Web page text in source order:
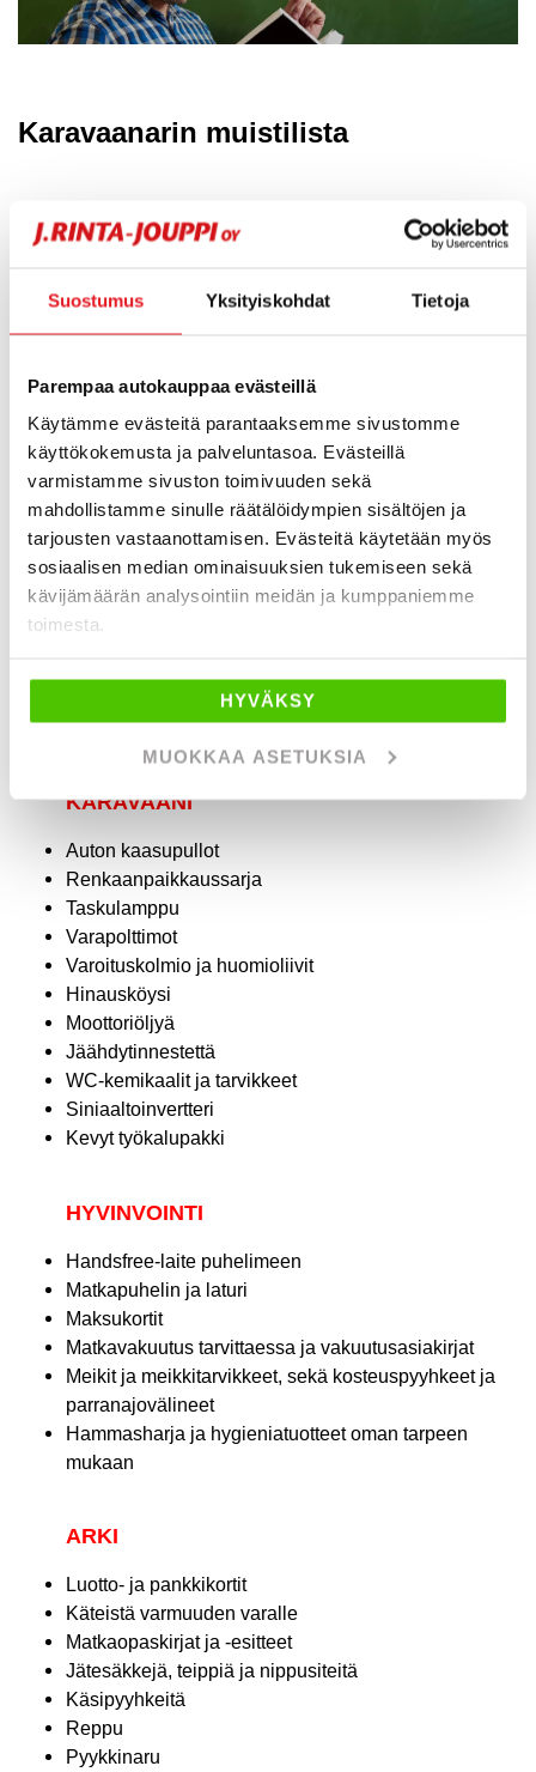
Suostumus Yksityiskohdat Tietoja
Parempaa autokauppaa evästeillä
Käytämme evästeitä parantaaksemme sivustomme
käyttökokemusta ja palveluntasoa. Evästeillä
varmistamme sivuston toimivuuden sekä
mahdollistamme sinulle räätälöidympien sisältöjen ja
tarjousten vastaanottamisen. Evästeitä käytetään myös
sosiaalisen median ominaisuuksien tukemiseen sekä
kävijämäärän analysointiin meidän ja kumppaniemme
toimesta.
HYVÄKSY
MUOKKAA ASETUKSIA
Karavaanarin muistilista
TERVEYS
Henkilökohtaiset lääkkeet ja reseptit
Yleiset kipulääkkeet ja hoitovoiteet, esim. kylmägeeli
Hyttysvoiteet ja -karkotteet
Aurinkolasit ja hellehattu, sekä huivi
Pesuaineet ja shampoo
KARAVAANI
Auton kaasupullot
Renkaanpaikkaussarja
Taskulamppu
Varapolttimot
Varoituskolmio ja huomioliivit
Hinausköysi
Moottoriöljyä
Jäähdytinnestettä
WC-kemikaalit ja tarvikkeet
Siniaaltoinvertteri
Kevyt työkalupakki
HYVINVOINTI
Handsfree-laite puhelimeen
Matkapuhelin ja laturi
Maksukortit
Matkavakuutus tarvittaessa ja vakuutusasiakirjat
Meikit ja meikkitarvikkeet, sekä kosteuspyyhkeet ja
parranajovälineet
Hammasharja ja hygieniatuotteet oman tarpeen
mukaan
ARKI
Luotto- ja pankkikortit
Käteistä varmuuden varalle
Matkaopaskirjat ja -esitteet
Jätesäkkejä, teippiä ja nippusiteitä
Käsipyyhkeitä
Reppu
Pyykkinaru